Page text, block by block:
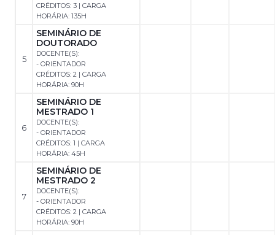
CRÉDITOS: 3 | CARGA
HORÁRIA: 135H
5
SEMINÁRIO DE
DOUTORADO
DOCENTE(S):
- ORIENTADOR
CRÉDITOS: 2 | CARGA
HORÁRIA: 90H
6
SEMINÁRIO DE
MESTRADO 1
DOCENTE(S):
- ORIENTADOR
CRÉDITOS: 1 | CARGA
HORÁRIA: 45H
7
SEMINÁRIO DE
MESTRADO 2
DOCENTE(S):
- ORIENTADOR
CRÉDITOS: 2 | CARGA
HORÁRIA: 90H